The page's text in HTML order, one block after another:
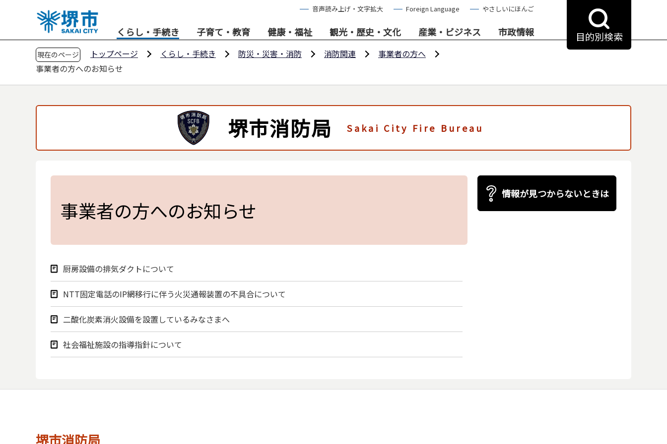
先
音声読み上げ・文字拡大 Foreign Language やさしいにほんご
くらし・手続き 子育て・教育 健康・福祉 観光・歴史・文化 産業・ビジネス 市政情報 目的別検索
現在のページ トップページ くらし・手続き 防災・災害・消防 消防関連
事業者の方へ
事業者の方へのお知らせ
堺市消防局 Sakai City Fire Bureau
事業者の方へのお知らせ
厨房設備の排気ダクトについて
NTT固定電話のIP網移行に伴う火災通報装置の不具合について
二酸化炭素消火設備を設置しているみなさまへ
社会福祉施設の指導指針について
情報が見つからないときは
堺市消防局